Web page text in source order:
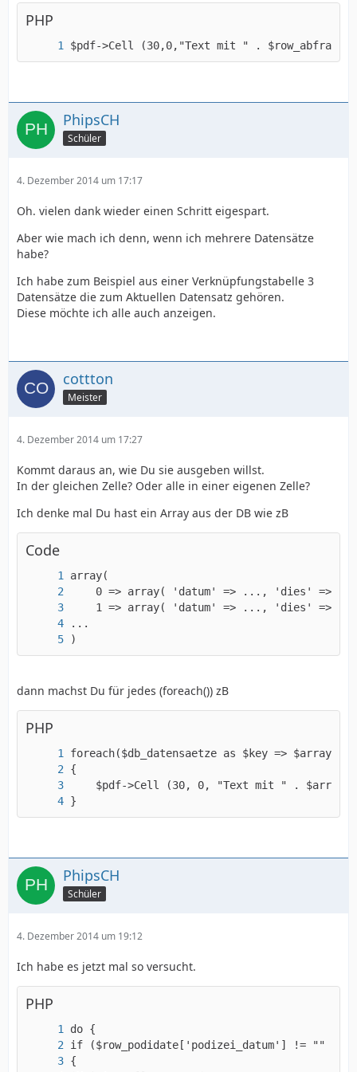
PHP
$pdf->Cell (30,0,"Text mit " .
PhipsCH
Schüler
4. Dezember 2014 um 17:17
Oh. vielen dank wieder einen Schritt eigespart.
Aber wie mach ich denn, wenn ich mehrere Datensätze
habe?
Ich habe zum Beispiel aus einer Verknüpfungstabelle 3
Datensätze die zum Aktuellen Datensatz gehören.
Diese möchte ich alle auch anzeigen.
cottton
Meister
4. Dezember 2014 um 17:27
Kommt daraus an, wie Du sie ausgeben willst.
In der gleichen Zelle? Oder alle in einer eigenen Zelle?
Ich denke mal Du hast ein Array aus der DB wie zB
Code
)
dann machst Du für jedes (foreach()) zB
PHP
}
PhipsCH
Schüler
4. Dezember 2014 um 19:12
Ich habe es jetzt mal so versucht.
PHP